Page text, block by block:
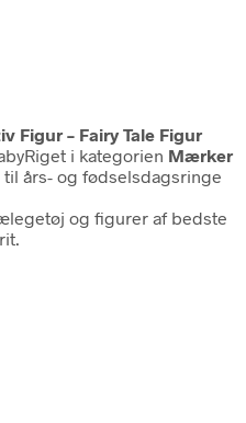
Figur – Fairy Tale Figur
i kategorien Mærker
års- og fødselsdagsringe
og figurer af bedste